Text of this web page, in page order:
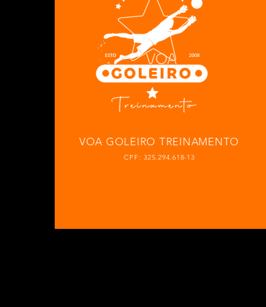
VOA GOLEIRO TREINAMENTO
CPF: 325.294.618-13